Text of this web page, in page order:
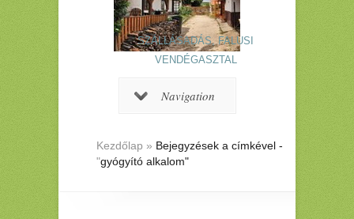
SZÁLLÁSADÁS, FALUSI
VENDÉGASZTAL
Navigation
Kezdőlap » Bejegyzések a címkével -
"gyógyító alkalom"